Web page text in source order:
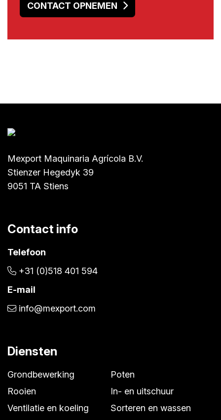
CONTACT OPNEMEN
Mexport Maquinaria Agrícola B.V.
Stienzer Hegedyk 39
9051 TA Stiens
Contact info
Telefoon
+31 (0)518 401 594
E-mail
info@mexport.com
Diensten
Grondbewerking
Poten
Rooien
In- en uitschuur
Ventilatie en koeling
Sorteren en wassen